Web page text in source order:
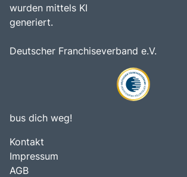
wurden mittels KI
generiert.
Deutscher Franchiseverband e.V.
bus dich weg!
Kontakt
Impressum
AGB